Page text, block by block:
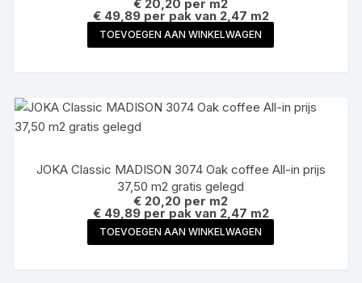
€ 20,20 per m2
€ 49,89 per pak van 2,47 m2
TOEVOEGEN AAN WINKELWAGEN
JOKA Classic MADISON 3074 Oak coffee All-in prijs
37,50 m2 gratis gelegd
€ 20,20 per m2
€ 49,89 per pak van 2,47 m2
TOEVOEGEN AAN WINKELWAGEN